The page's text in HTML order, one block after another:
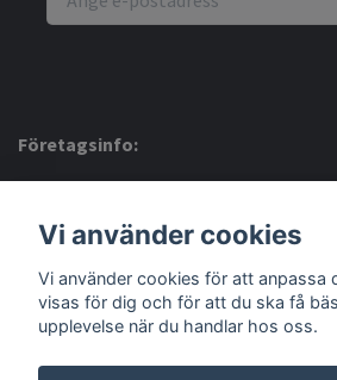
Företagsinfo:
Sociala medier
Vi använder cookies
Vi använder cookies för att anpassa
visas för dig och för att du ska få
upplevelse när du handlar hos oss.